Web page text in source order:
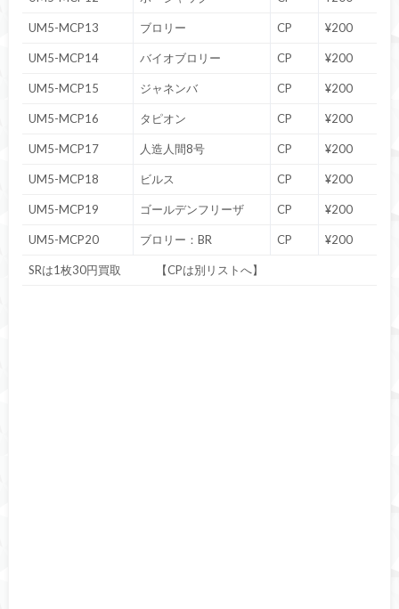
UM5-MCP13 ブロリー CP ¥200
UM5-MCP14 バイオブロリー CP ¥200
UM5-MCP15 ジャネンバ CP ¥200
UM5-MCP16 タピオン CP ¥200
UM5-MCP17 人造人間8号 CP ¥200
UM5-MCP18 ビルス CP ¥200
UM5-MCP19 ゴールデンフリーザ CP ¥200
UM5-MCP20 ブロリー：BR CP ¥200
SRは1枚30円買取 【CPは別リストへ】